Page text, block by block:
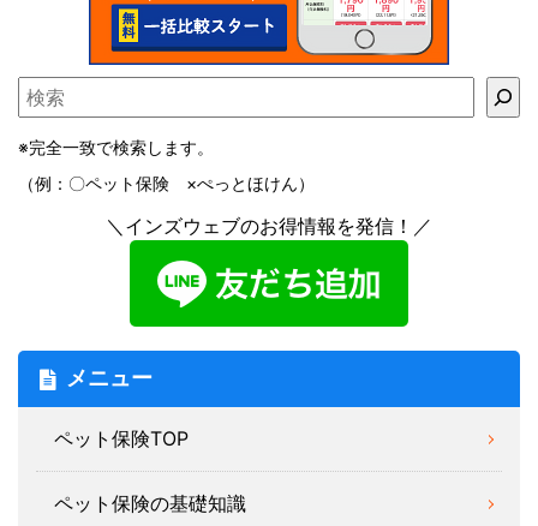
※完全一致で検索します。
（例：〇ペット保険 ×ぺっとほけん）
＼インズウェブのお得情報を発信！／
メニュー
ペット保険TOP
ペット保険の基礎知識